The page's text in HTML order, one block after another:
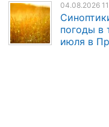
04.08.2026
погоды в
июля в